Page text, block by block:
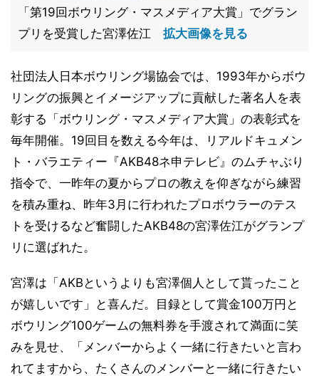
「第19回ボウリング・マスメディア大賞」でグラン
プリを受賞した宮澤佐江 拡大画像を見る
社団法人日本ボウリング場協会では、1993年からボウ
リングの振興とイメージアップに貢献した著名人を表
彰する「ボウリング・マスメディア大賞」の表彰式を
毎年開催。19回目を数える今年は、リアルドキュメン
ト・バラエティー『AKB48ネ申テレビ』のムチャぶり
指令で、一昨年の夏からプロの教えを仰ぎながら練習
を積み重ね、昨年3月に行われたプロボウラーのテス
トを受けるなど奮闘したAKB48の宮澤佐江がグランプ
リに選ばれた。
宮澤は「AKBというよりも宮澤個人として貰ったこと
が嬉しいです」と喜んだ。目録として賞金100万円と
ボウリング100ゲームの無料券を手渡されて満面に笑
みを見せ、「メンバーからよく一緒に行きたいと言わ
れてますから、たくさんのメンバーと一緒に行きたい